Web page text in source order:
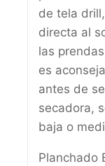
de tela
directa al
las
es
antes de
secadora,
baja o
Planchado